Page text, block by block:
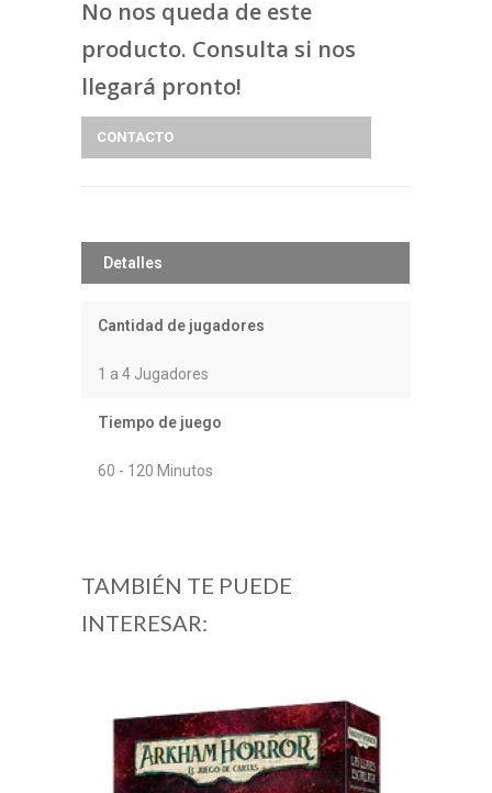
No nos queda de este
producto. Consulta si nos
llegará pronto!
CONTACTO
Detalles
Cantidad de jugadores
1 a 4 Jugadores
Tiempo de juego
60 - 120 Minutos
TAMBIÉN TE PUEDE
INTERESAR: